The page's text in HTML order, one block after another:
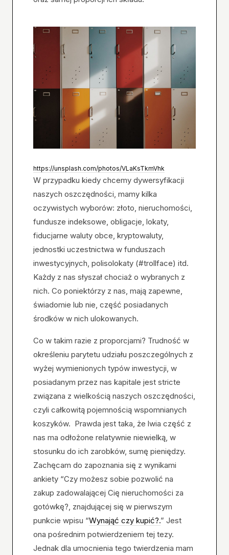
https://unsplash.com/photos/VLaKsTkmVhk
W przypadku kiedy chcemy dywersyfikacji
naszych oszczędności, mamy kilka
oczywistych wyborów: złoto, nieruchomości,
fundusze indeksowe, obligacje, lokaty,
fiducjarne waluty obce, kryptowaluty,
jednostki uczestnictwa w funduszach
inwestycyjnych, polisolokaty (#trollface) itd.
Każdy z nas słyszał chociaż o wybranych z
nich. Co poniektórzy z nas, mają zapewne,
świadomie lub nie, część posiadanych
środków w nich ulokowanych.
Co w takim razie z proporcjami? Trudność w
określeniu parytetu udziału poszczególnych z
wyżej wymienionych typów inwestycji, w
posiadanym przez nas kapitale jest stricte
związana z wielkością naszych oszczędności,
czyli całkowitą pojemnością wspomnianych
koszyków. Prawda jest taka, że lwia część z
nas ma odłożone relatywnie niewielką, w
stosunku do ich zarobków, sumę pieniędzy.
Zachęcam do zapoznania się z wynikami
ankiety “Czy możesz sobie pozwolić na
zakup zadowalającej Cię nieruchomości za
gotówkę?, znajdującej się w pierwszym
punkcie wpisu “Wynająć czy kupić?.” Jest
ona pośrednim potwierdzeniem tej tezy.
Jednak dla umocnienia tego twierdzenia mam